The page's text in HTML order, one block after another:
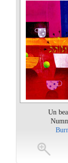
Un
toevoegen